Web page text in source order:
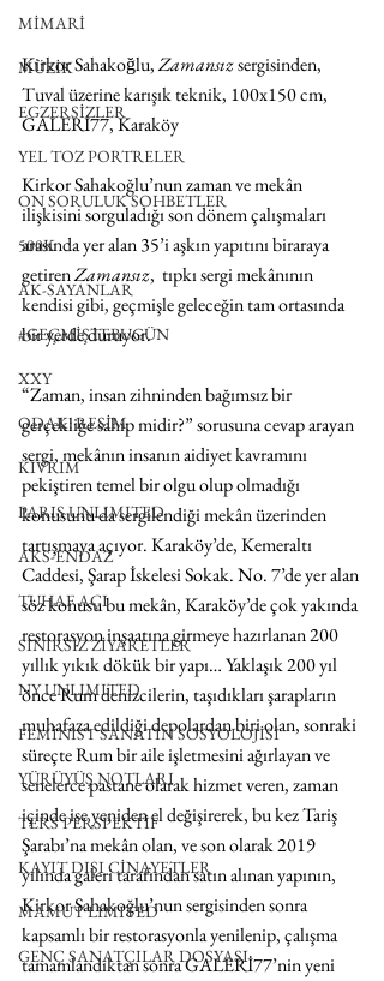
MİMARİ
MÜZİK
EGZERSİZLER
YEL TOZ PORTRELER
ON SORULUK SOHBETLER
500K
AK-SAYANLAR
#GEÇMİŞTEBUGÜN
XXY
ODAK: RESİM
KIVRIM
PARIS UNLIMITED
AKS-ENDAZ
TUHAF AÇI
SINIRSIZ ZİYARETLER
NY UNLIMITED
FEMİNİST SANATIN SOSYOLOJİSİ
YÜRÜYÜŞ NOTLARI
TERS PERSPEKTİF
KAYIT DIŞI CİNAYETLER
MAMUT LIMITED
GENÇ SANATÇILAR DOSYASI
Kirkor Sahakoğlu, Zamansız sergisinden,
Tuval üzerine karışık teknik, 100x150 cm,
GALERİ77, Karaköy
Kirkor Sahakoğlu’nun zaman ve mekân
ilişkisini sorguladığı son dönem çalışmaları
arasında yer alan 35’i aşkın yapıtını biraraya
getiren Zamansız,  tıpkı sergi mekânının
kendisi gibi, geçmişle geleceğin tam ortasında
bir yerde duruyor.
“Zaman, insan zihninden bağımsız bir
gerçekliğe sahip midir?” sorusuna cevap arayan
sergi, mekânın insanın aidiyet kavramını
pekiştiren temel bir olgu olup olmadığı
konusunu da sergilendiği mekân üzerinden
tartışmaya açıyor. Karaköy’de, Kemeraltı
Caddesi, Şarap İskelesi Sokak. No. 7’de yer alan
söz konusu bu mekân, Karaköy’de çok yakında
restorasyon inşaatına girmeye hazırlanan 200
yıllık yıkık dökük bir yapı… Yaklaşık 200 yıl
önce Rum denizcilerin, taşıdıkları şarapların
muhafaza edildiği depolardan biri olan, sonraki
süreçte Rum bir aile işletmesini ağırlayan ve
senelerce pastane olarak hizmet veren, zaman
içinde ise yeniden el değişirerek, bu kez Tariş
Şarabı’na mekân olan, ve son olarak 2019
yılında galeri tarafından satın alınan yapının,
Kirkor Sahakoğlu’nun sergisinden sonra
kapsamlı bir restorasyonla yenilenip, çalışma
tamamlandıktan sonra GALERİ77’nin yeni